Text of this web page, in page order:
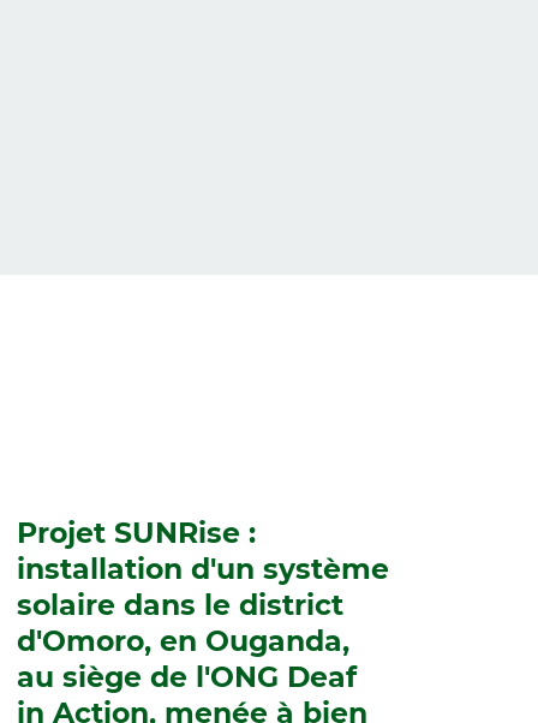
Projet SUNRise :
installation d'un système
solaire dans le district
d'Omoro, en Ouganda,
au siège de l'ONG Deaf
in Action, menée à bien